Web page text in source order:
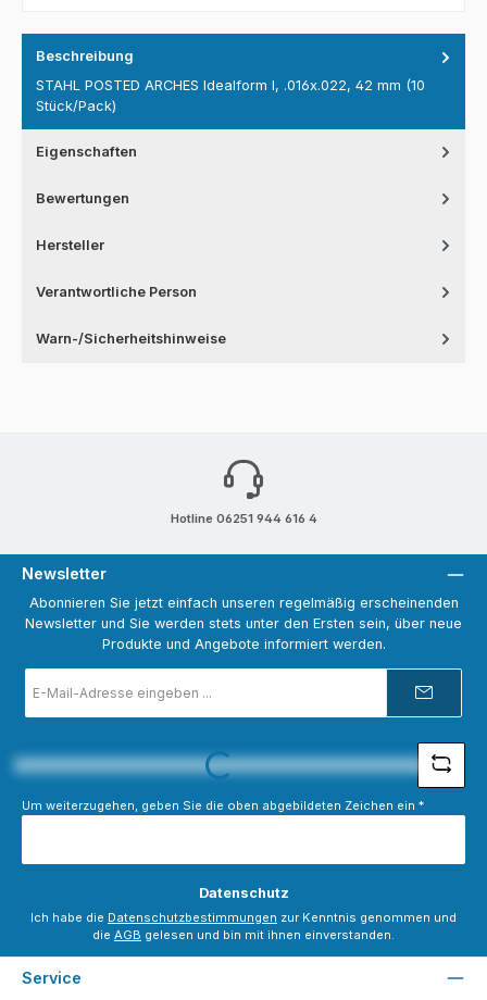
Beschreibung
STAHL POSTED ARCHES Idealform I, .016x.022, 42 mm (10
Stück/Pack)
Eigenschaften
Bewertungen
Hersteller
Verantwortliche Person
Warn-/Sicherheitshinweise
Hotline 06251 944 616 4
Newsletter
Abonnieren Sie jetzt einfach unseren regelmäßig erscheinenden
Newsletter und Sie werden stets unter den Ersten sein, über neue
Produkte und Angebote informiert werden.
Mail-
Adresse
Loading...
Um weiterzugehen, geben Sie die oben abgebildeten Zeichen ein *
Datenschutz
Ich habe die Datenschutzbestimmungen zur Kenntnis genommen und
die AGB gelesen und bin mit ihnen einverstanden.
Service